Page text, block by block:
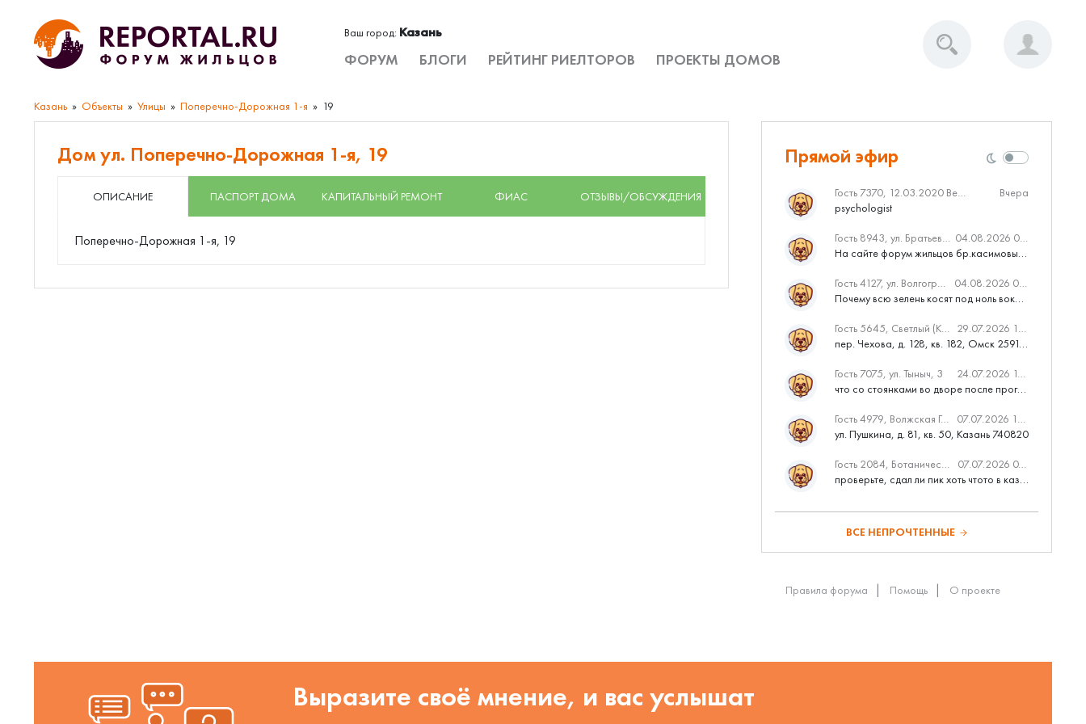
Ваш город: Казань
ФОРУМ БЛОГИ РЕЙТИНГ РИЕЛТОРОВ ПРОЕКТЫ ДОМОВ
Казань Объекты Улицы Поперечно-Дорожная 1-я 19
Дом ул. Поперечно-Дорожная 1-я, 19
ОПИСАНИЕ ПАСПОРТ ДОМА КАПИТАЛЬНЫЙ РЕМОНТ ФИАС ОТЗЫВЫ/ОБСУЖДЕНИЯ
Поперечно-Дорожная 1-я, 19
Прямой эфир
Гость 7370, 12.03.2020 Вебинар от Нмаркет.ПРО: «Актуальное об ипотеке: что нужно знать»
Вчера
psychologist
Гость 8943, ул. Братьев Касимовых, 62 04.08.2026 08:34
На сайте форум жильцов бр.касимовых 62у дома растут красивые...
Гость 4127, ул. Волгоградская, 41 04.08.2026 04:46
Почему всю зелень косят под ноль вокруг дома,в полисадниках....
Гость 5645, Светлый (Куюки) 29.07.2026 10:31
пер. Чехова, д. 128, кв. 182, Омск 259145
Гость 7075, ул. Тыныч, 3 24.07.2026 14:01
что со стоянками во дворе после программы наш двор
Гость 4979, Волжская Гавань
07.07.2026 10:53
ул. Пушкина, д. 81, кв. 50, Казань 740820
Гость 2084, Ботаническая 3 (ПИК, бизнес-класс) 07.07.2026 07:28
проверьте, сдал ли пик хоть чтото в казани вовремя?
ВСЕ НЕПРОЧТЕННЫЕ
Правила форума Помощь О проекте
Выразите своё мнение, и вас услышат